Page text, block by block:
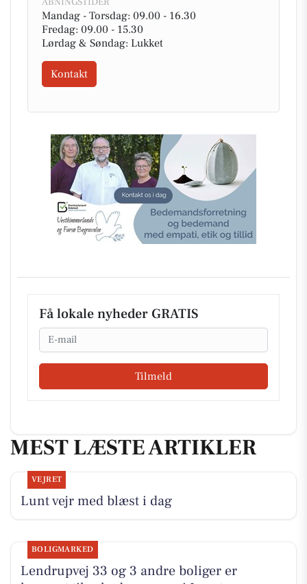
Mandag - Torsdag: 09.00 - 16.30
Fredag: 09.00 - 15.30
Lørdag & Søndag: Lukket
Kontakt
Få lokale nyheder GRATIS
Email
Tilmeld
MEST LÆSTE ARTIKLER
VEJRET
Lunt vejr med blæst i dag
BOLIGMARKED
Lendrupvej 33 og 3 andre boliger er